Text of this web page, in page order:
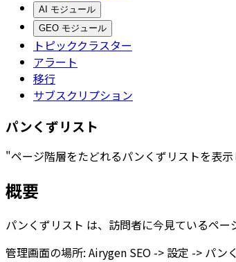
AI モジュール
GEO モジュール
トピッククラスター
アラート
移行
サブスクリプション
パンくずリスト
"ページ階層をたどれるパンくずリストを表
概要
パンくずリスト は、訪問者に今見ているペー
管理画面の場所: Airygen SEO -> 設定 -> パン